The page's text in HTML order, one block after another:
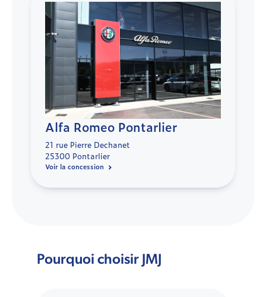
Alfa Romeo Pontarlier
21 rue Pierre Dechanet
25300 Pontarlier
Voir la concession
Pourquoi choisir JMJ